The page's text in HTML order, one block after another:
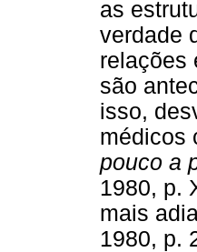
as
verdade
relações
são
isso,
médicos
pouco a
1980, p.
mais
1980, p.